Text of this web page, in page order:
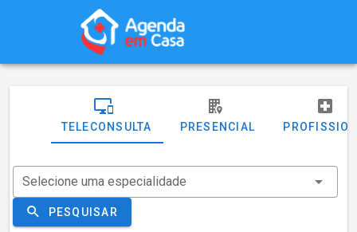
TELECONSULTA PRESENCIAL
Selecione uma especialidade
PESQUISAR